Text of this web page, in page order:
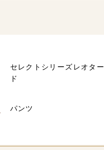
セレクトシリーズレオター
ド
パンツ